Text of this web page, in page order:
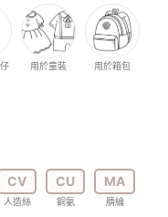
用於童裝 用於箱包
CV
人造絲
CU
銅氨
MA
腈綸